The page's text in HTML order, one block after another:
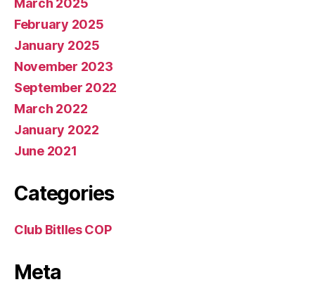
February 2025
January 2025
November 2023
September 2022
March 2022
January 2022
June 2021
Categories
Club Bitlles COP
Meta